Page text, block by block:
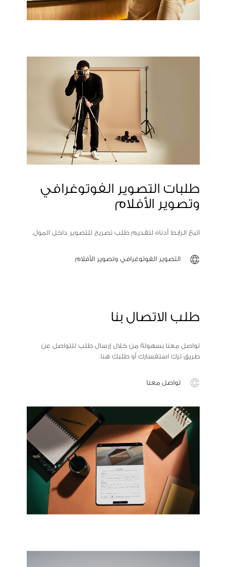
طلبات التصوير الفوتوغرافي
وتصوير الأفلام
اتبع الرابط أدناه لتقديم طلب تصريح للتصوير داخل المول.
التصوير الفوتوغرافي وتصوير الأفلام
طلب الاتصال بنا
تواصل معنا بسهولة من خلال إرسال طلب للتواصل عن
طريق ترك استفسارك أو طلبك هنا.
تواصل معنا